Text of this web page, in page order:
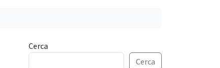
Cerca
Cerca